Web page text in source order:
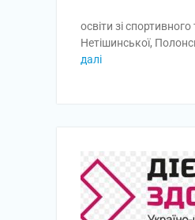
освіти зі
Нетішинської,
далі